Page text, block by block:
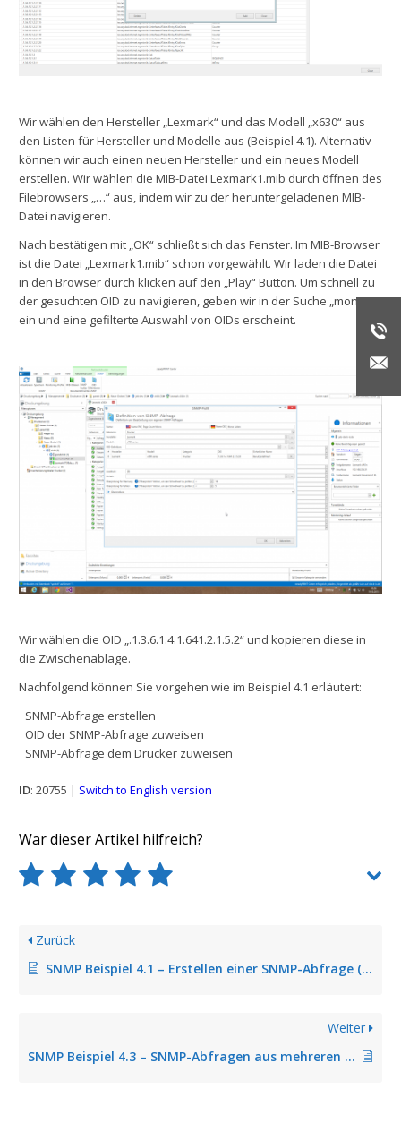
Wir wählen den Hersteller „Lexmark“ und das Modell „x630“ aus
den Listen für Hersteller und Modelle aus (Beispiel 4.1). Alternativ
können wir auch einen neuen Hersteller und ein neues Modell
erstellen. Wir wählen die MIB-Datei Lexmark1.mib durch öffnen des
Filebrowsers „…“ aus, indem wir zu der heruntergeladenen MIB-
Datei navigieren.
Nach bestätigen mit „OK“ schließt sich das Fenster. Im MIB-Browser
ist die Datei „Lexmark1.mib“ schon vorgewählt. Wir laden die Datei
in den Browser durch klicken auf den „Play“ Button. Um schnell zu
der gesuchten OID zu navigieren, geben wir in der Suche „mono“
ein und eine gefilterte Auswahl von OIDs erscheint.
Wir wählen die OID „.1.3.6.1.4.1.641.2.1.5.2“ und kopieren diese in
die Zwischenablage.
Nachfolgend können Sie vorgehen wie im Beispiel 4.1 erläutert:
SNMP-Abfrage erstellen
OID der SNMP-Abfrage zuweisen
SNMP-Abfrage dem Drucker zuweisen
ID: 20755 | Switch to English version
War dieser Artikel hilfreich?
Zurück
SNMP Beispiel 4.1 – Erstellen einer SNMP-Abfrage (OID ist bekannt)
Weiter
SNMP Beispiel 4.3 – SNMP-Abfragen aus mehreren OID-Abfragen generieren